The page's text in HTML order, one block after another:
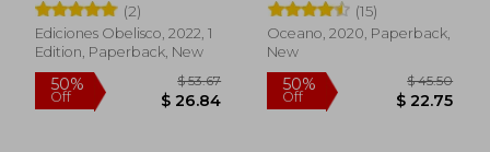
(2)
Ediciones Obelisco, 2022, 1
Edition, Paperback, New
(15)
Oceano, 2020, Paperback,
New